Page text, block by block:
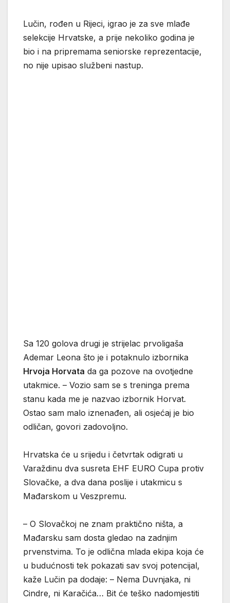
Lučin, rođen u Rijeci, igrao je za sve mlađe
selekcije Hrvatske, a prije nekoliko godina je
bio i na pripremama seniorske reprezentacije,
no nije upisao službeni nastup.
Sa 120 golova drugi je strijelac prvoligaša
Ademar Leona što je i potaknulo izbornika
Hrvoja Horvata da ga pozove na ovotjedne
utakmice. – Vozio sam se s treninga prema
stanu kada me je nazvao izbornik Horvat.
Ostao sam malo iznenađen, ali osjećaj je bio
odličan, govori zadovoljno.
Hrvatska će u srijedu i četvrtak odigrati u
Varaždinu dva susreta EHF EURO Cupa protiv
Slovačke, a dva dana poslije i utakmicu s
Mađarskom u Veszpremu.
– O Slovačkoj ne znam praktično ništa, a
Mađarsku sam dosta gledao na zadnjim
prvenstvima. To je odlična mlada ekipa koja će
u budućnosti tek pokazati sav svoj potencijal,
kaže Lučin pa dodaje: – Nema Duvnjaka, ni
Cindre, ni Karačića… Bit će teško nadomjestiti